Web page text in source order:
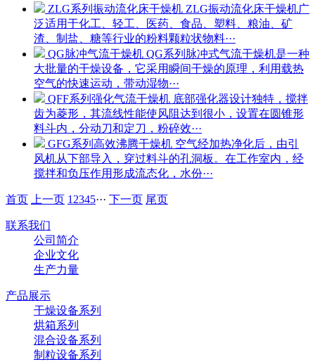
ZLG系列振动流化床干燥机 ZLG振动流化床干燥机广
泛适用于化工、轻工、医药、食品、塑料、粮油、矿
渣、制盐、糖等行业的粉料颗粒状物料···
QG脉冲气流干燥机 QG系列脉冲式气流干燥机是一种
大批量的干燥设备，它采用瞬间干燥的原理，利用载热
空气的快速运动，带动湿物···
QFF系列强化气流干燥机 底部强化器设计独特，搅拌
齿为菱形，其流线性能使风阻达到很小，设置在圆锥形
料斗内，分动刀和定刀，粉碎效···
GFG系列高效沸腾干燥机 空气经加热净化后，由引
风机从下部导入，穿过料斗的孔洞板。在工作室内，经
搅拌和负压作用形成流态化，水份···
首页 上一页 1 2345··· 下一页 尾页
联系我们
公司简介
企业文化
生产力量
产品展示
干燥设备系列
烘箱系列
混合设备系列
制粒设备系列